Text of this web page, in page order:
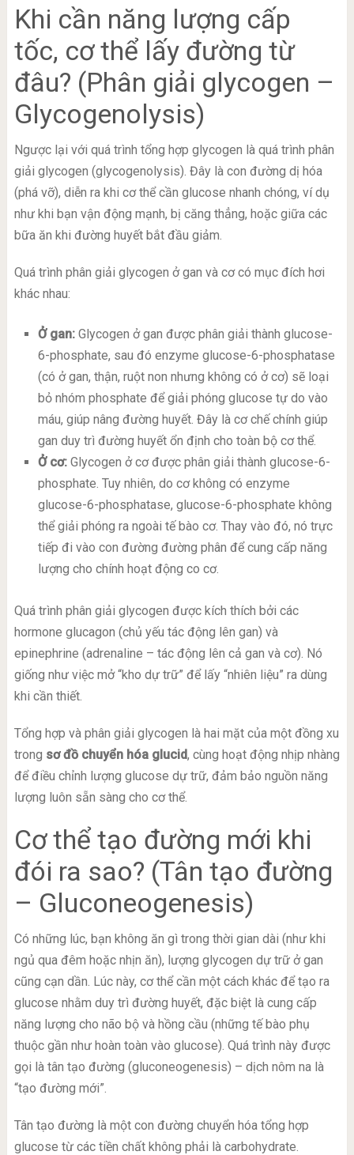
Khi cần năng lượng cấp
tốc, cơ thể lấy đường từ
đâu? (Phân giải glycogen –
Glycogenolysis)
Ngược lại với quá trình tổng hợp glycogen là quá trình phân
giải glycogen (glycogenolysis). Đây là con đường dị hóa
(phá vỡ), diễn ra khi cơ thể cần glucose nhanh chóng, ví dụ
như khi bạn vận động mạnh, bị căng thẳng, hoặc giữa các
bữa ăn khi đường huyết bắt đầu giảm.
Quá trình phân giải glycogen ở gan và cơ có mục đích hơi
khác nhau:
Ở gan:Glycogen ở gan được phân giải thành glucose-
6-phosphate, sau đó enzyme glucose-6-phosphatase
(có ở gan, thận, ruột non nhưng không có ở cơ) sẽ loại
bỏ nhóm phosphate để giải phóng glucose tự do vào
máu, giúp nâng đường huyết. Đây là cơ chế chính giúp
gan duy trì đường huyết ổn định cho toàn bộ cơ thể.
Ở cơ:Glycogen ở cơ được phân giải thành glucose-6-
phosphate. Tuy nhiên, do cơ không có enzyme
glucose-6-phosphatase, glucose-6-phosphate không
thể giải phóng ra ngoài tế bào cơ. Thay vào đó, nó trực
tiếp đi vào con đường đường phân để cung cấp năng
lượng cho chính hoạt động co cơ.
Quá trình phân giải glycogen được kích thích bởi các
hormone glucagon (chủ yếu tác động lên gan) và
epinephrine (adrenaline – tác động lên cả gan và cơ). Nó
giống như việc mở “kho dự trữ” để lấy “nhiên liệu” ra dùng
khi cần thiết.
Tổng hợp và phân giải glycogen là hai mặt của một đồng xu
trong sơ đồ chuyển hóa glucid, cùng hoạt động nhịp nhàng
để điều chỉnh lượng glucose dự trữ, đảm bảo nguồn năng
lượng luôn sẵn sàng cho cơ thể.
Cơ thể tạo đường mới khi
đói ra sao? (Tân tạo đường
– Gluconeogenesis)
Có những lúc, bạn không ăn gì trong thời gian dài (như khi
ngủ qua đêm hoặc nhịn ăn), lượng glycogen dự trữ ở gan
cũng cạn dần. Lúc này, cơ thể cần một cách khác để tạo ra
glucose nhằm duy trì đường huyết, đặc biệt là cung cấp
năng lượng cho não bộ và hồng cầu (những tế bào phụ
thuộc gần như hoàn toàn vào glucose). Quá trình này được
gọi là tân tạo đường (gluconeogenesis) – dịch nôm na là
“tạo đường mới”.
Tân tạo đường là một con đường chuyển hóa tổng hợp
glucose từ các tiền chất không phải là carbohydrate.